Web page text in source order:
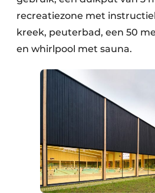
recreatiezone met
kreek, peuterbad, een 50
en whirlpool met sauna.